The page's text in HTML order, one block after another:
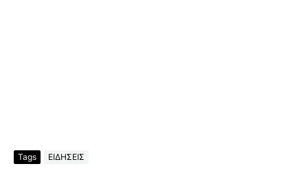
Tags ΕΙΔΗΣΕΙΣ